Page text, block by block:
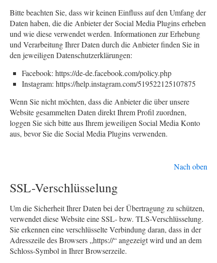
Bitte beachten Sie, dass wir keinen Einfluss auf den Umfang der
Daten haben, die die Anbieter der Social Media Plugins erheben
und wie diese verwendet werden. Informationen zur Erhebung
und Verarbeitung Ihrer Daten durch die Anbieter finden Sie in
den jeweiligen Datenschutzerklärungen:
Facebook: https://de-de.facebook.com/policy.php
Instagram: https://help.instagram.com/519522125107875
Wenn Sie nicht möchten, dass die Anbieter die über unsere
Website gesammelten Daten direkt Ihrem Profil zuordnen,
loggen Sie sich bitte aus Ihrem jeweiligen Social Media Konto
aus, bevor Sie die Social Media Plugins verwenden.
Nach oben
SSL-Verschlüsselung
Um die Sicherheit Ihrer Daten bei der Übertragung zu schützen,
verwendet diese Website eine SSL- bzw. TLS-Verschlüsselung.
Sie erkennen eine verschlüsselte Verbindung daran, dass in der
Adresszeile des Browsers „https://“ angezeigt wird und an dem
Schloss-Symbol in Ihrer Browserzeile.